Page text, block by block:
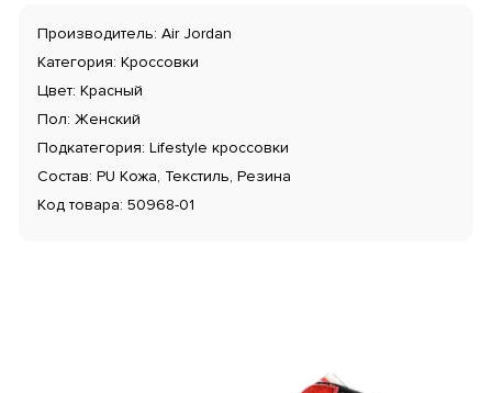
Производитель: Air Jordan
Категория: Кроссовки
Цвет: Красный
Пол: Женский
Подкатегория: Lifestyle кроссовки
Состав: PU Кожа, Текстиль, Резина
Код товара: 50968-01